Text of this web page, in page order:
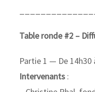
Table ronde #2 –
Partie 1 — De 14h30
Intervenants :